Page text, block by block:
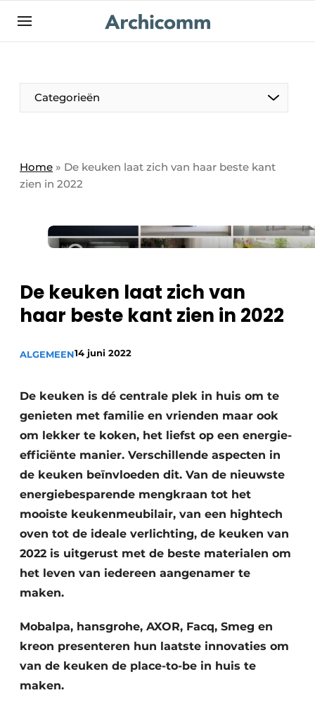
NL be-FR
Categorieën
Home » De keuken laat zich van haar beste kant
zien in 2022
De keuken laat zich van
haar beste kant zien in 2022
ALGEMEEN14 juni 2022
De keuken is dé centrale plek in huis om te
genieten met familie en vrienden maar ook
om lekker te koken, het liefst op een energie-
efficiënte manier. Verschillende aspecten in
de keuken beïnvloeden dit. Van de nieuwste
energiebesparende mengkraan tot het
mooiste keukenmeubilair, van een hightech
oven tot de ideale verlichting, de keuken van
2022 is uitgerust met de beste materialen om
het leven van iedereen aangenamer te
maken.
Mobalpa, hansgrohe, AXOR, Facq, Smeg en
kreon presenteren hun laatste innovaties om
van de keuken de place-to-be in huis te
maken.